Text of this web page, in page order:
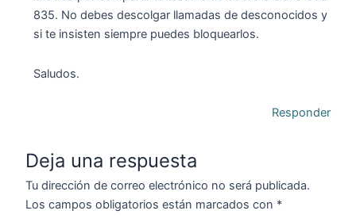
835. No debes descolgar llamadas de desconocidos y
si te insisten siempre puedes bloquearlos.
Saludos.
Responder
Deja una respuesta
Tu dirección de correo electrónico no será publicada.
Los campos obligatorios están marcados con *